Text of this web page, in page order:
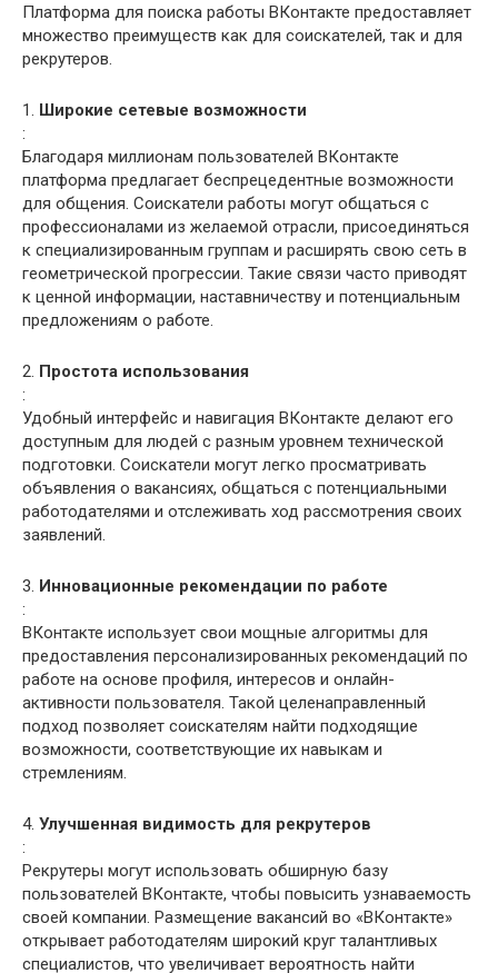
Платформа для поиска работы ВКонтакте предоставляет
множество преимуществ как для соискателей, так и для
рекрутеров.
1. Широкие сетевые возможности
:
Благодаря миллионам пользователей ВКонтакте
платформа предлагает беспрецедентные возможности
для общения. Соискатели работы могут общаться с
профессионалами из желаемой отрасли, присоединяться
к специализированным группам и расширять свою сеть в
геометрической прогрессии. Такие связи часто приводят
к ценной информации, наставничеству и потенциальным
предложениям о работе.
2. Простота использования
:
Удобный интерфейс и навигация ВКонтакте делают его
доступным для людей с разным уровнем технической
подготовки. Соискатели могут легко просматривать
объявления о вакансиях, общаться с потенциальными
работодателями и отслеживать ход рассмотрения своих
заявлений.
3. Инновационные рекомендации по работе
:
ВКонтакте использует свои мощные алгоритмы для
предоставления персонализированных рекомендаций по
работе на основе профиля, интересов и онлайн-
активности пользователя. Такой целенаправленный
подход позволяет соискателям найти подходящие
возможности, соответствующие их навыкам и
стремлениям.
4. Улучшенная видимость для рекрутеров
:
Рекрутеры могут использовать обширную базу
пользователей ВКонтакте, чтобы повысить узнаваемость
своей компании. Размещение вакансий во «ВКонтакте»
открывает работодателям широкий круг талантливых
специалистов, что увеличивает вероятность найти